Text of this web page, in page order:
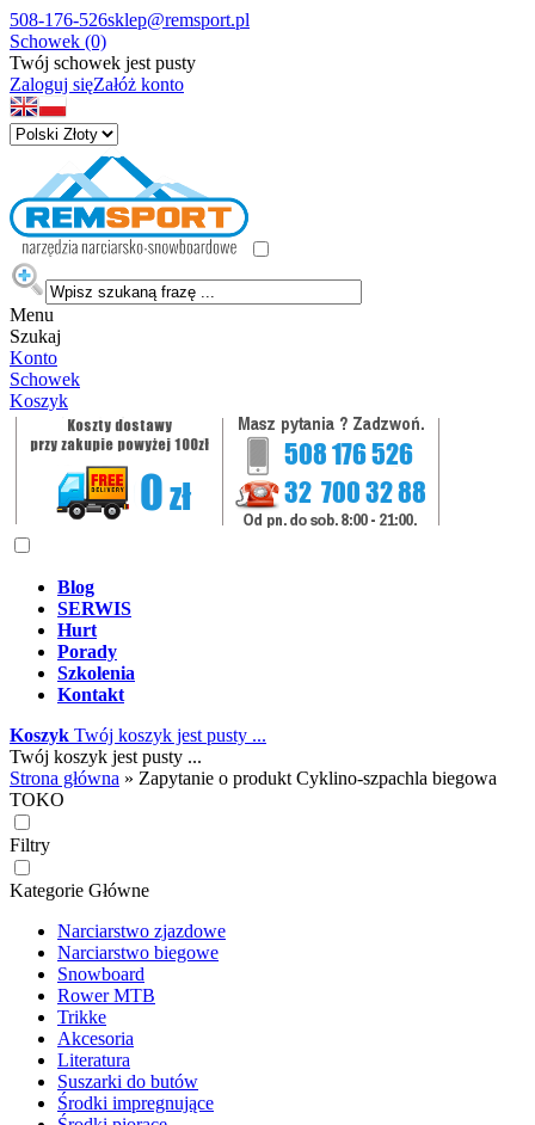
508-176-526sklep@remsport.pl
Schowek (0)
Twój schowek jest pusty
Zaloguj sięZałóż konto
Menu
Szukaj
Konto
Schowek
Koszyk
Blog
SERWIS
Hurt
Porady
Szkolenia
Kontakt
Koszyk Twój koszyk jest pusty ...
Twój koszyk jest pusty ...
Strona główna » Zapytanie o produkt Cyklino-szpachla biegowa
TOKO
Filtry
Kategorie Główne
Narciarstwo zjazdowe
Narciarstwo biegowe
Snowboard
Rower MTB
Trikke
Akcesoria
Literatura
Suszarki do butów
Środki impregnujące